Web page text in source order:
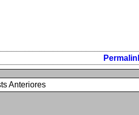
Anteriores